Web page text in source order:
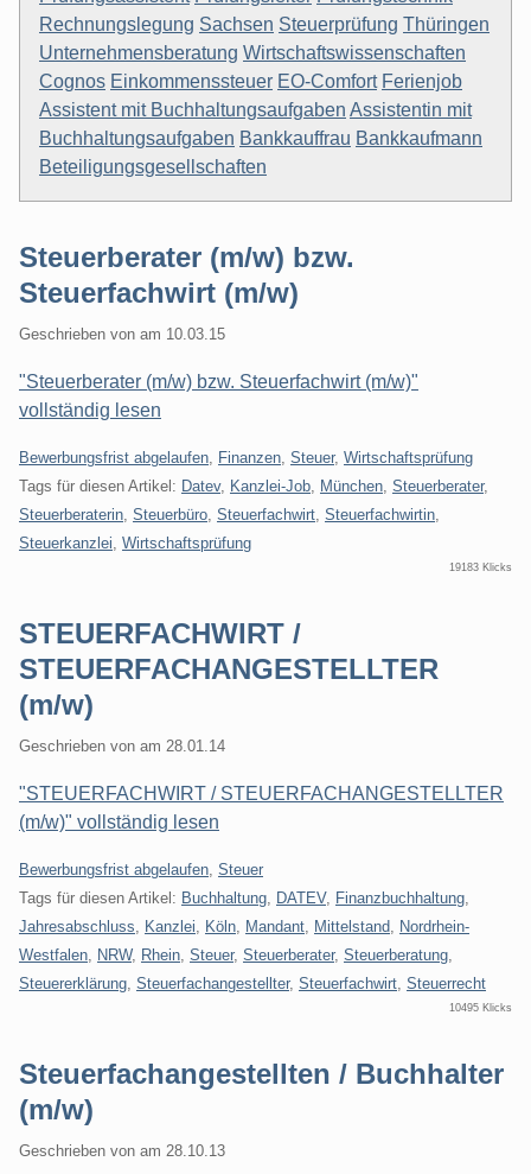
Rechnungslegung Sachsen Steuerprüfung Thüringen
Unternehmensberatung Wirtschaftswissenschaften
Cognos Einkommenssteuer EO-Comfort Ferienjob
Assistent mit Buchhaltungsaufgaben Assistentin mit
Buchhaltungsaufgaben Bankkauffrau Bankkaufmann
Beteiligungsgesellschaften
Steuerberater (m/w) bzw.
Steuerfachwirt (m/w)
Geschrieben von am 10.03.15
"Steuerberater (m/w) bzw. Steuerfachwirt (m/w)"
vollständig lesen
Kategorien:
Bewerbungsfrist abgelaufen Finanzen Steuer, Wirtschaftsprüfung
Tags für diesen Artikel: Datev, Kanzlei-Job München Steuerberater,
Steuerberaterin Steuerbüro Steuerfachwirt Steuerfachwirtin
Steuerkanzlei Wirtschaftsprüfung
19183 Klicks
STEUERFACHWIRT /
STEUERFACHANGESTELLTER
(m/w)
Geschrieben von am 28.01.14
"STEUERFACHWIRT / STEUERFACHANGESTELLTER
(m/w)" vollständig lesen
Kategorien:
Bewerbungsfrist abgelaufen Steuer
Tags für diesen Artikel: Buchhaltung DATEV, Finanzbuchhaltung
Jahresabschluss
Kanzlei Köln Mandant Mittelstand
Nordrhein-
Westfalen
NRW, Rhein Steuer, Steuerberater, Steuerberatung
Steuererklärung Steuerfachangestellter, Steuerfachwirt Steuerrecht
10495 Klicks
Steuerfachangestellten / Buchhalter
(m/w)
Geschrieben von am 28.10.13